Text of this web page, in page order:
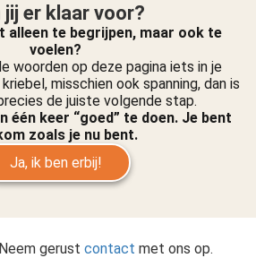
jij er klaar voor?
alleen te begrijpen, maar ook te
voelen?
woorden op deze pagina iets in je
misschien ook spanning, dan is
de juiste volgende stap.
één keer “goed” te doen. Je bent
zoals je nu bent.
Ja, ik ben erbij!
Neem gerust contact met ons op.